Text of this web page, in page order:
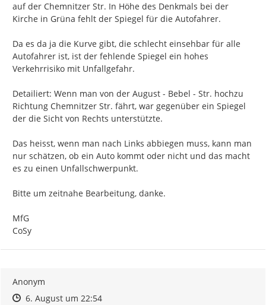
auf der Chemnitzer Str. In Höhe des Denkmals bei der
Kirche in Grüna fehlt der Spiegel für die Autofahrer.
Da es da ja die Kurve gibt, die schlecht einsehbar für alle
Autofahrer ist, ist der fehlende Spiegel ein hohes
Verkehrrisiko mit Unfallgefahr.
Detailiert: Wenn man von der August - Bebel - Str. hochzu
Richtung Chemnitzer Str. fährt, war gegenüber ein Spiegel
der die Sicht von Rechts unterstützte.
Das heisst, wenn man nach Links abbiegen muss, kann man
nur schätzen, ob ein Auto kommt oder nicht und das macht
es zu einen Unfallschwerpunkt.
Bitte um zeitnahe Bearbeitung, danke.
MfG
CoSy
Anonym
Zeitpunkt des Erstellens
Zeitpunkt des Erstellens
6. August um 22:54Zur Äußerung